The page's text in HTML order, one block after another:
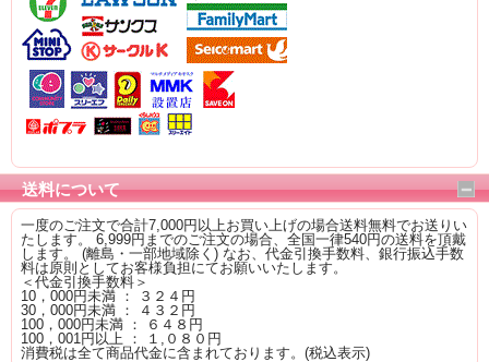
送料について
一度のご注文で合計7,000円以上お買い上げの場合送料無料でお送りい
たします。 6,999円までのご注文の場合、全国一律540円の送料を頂戴
します。 (離島・一部地域除く) なお、代金引換手数料、銀行振込手数
料は原則としてお客様負担にてお願いいたします。
＜代金引換手数料＞
10，000円未満 ： ３２４円
30，000円未満 ： ４３２円
100，000円未満 ： ６４８円
100，001円以上 ： １,０８０円
消費税は全て商品代金に含まれております。(税込表示)